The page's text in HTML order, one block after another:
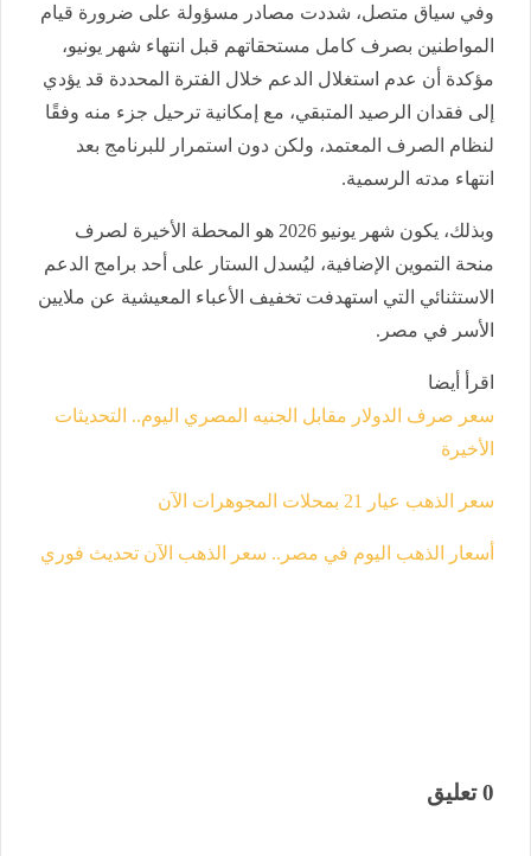
وفي سياق متصل، شددت مصادر مسؤولة على ضرورة قيام
المواطنين بصرف كامل مستحقاتهم قبل انتهاء شهر يونيو،
مؤكدة أن عدم استغلال الدعم خلال الفترة المحددة قد يؤدي
إلى فقدان الرصيد المتبقي، مع إمكانية ترحيل جزء منه وفقًا
لنظام الصرف المعتمد، ولكن دون استمرار للبرنامج بعد
انتهاء مدته الرسمية.
وبذلك، يكون شهر يونيو 2026 هو المحطة الأخيرة لصرف
منحة التموين الإضافية، ليُسدل الستار على أحد برامج الدعم
الاستثنائي التي استهدفت تخفيف الأعباء المعيشية عن ملايين
الأسر في مصر.
اقرأ أيضا
سعر صرف الدولار مقابل الجنيه المصري اليوم.. التحديثات
الأخيرة
سعر الذهب عيار 21 بمحلات المجوهرات الآن
أسعار الذهب اليوم في مصر.. سعر الذهب الآن تحديث فوري
0 تعليق